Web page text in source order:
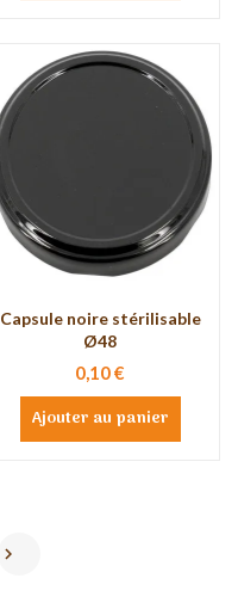
Capsule noire stérilisable
Ø48
0,10 €
Ajouter au panier
